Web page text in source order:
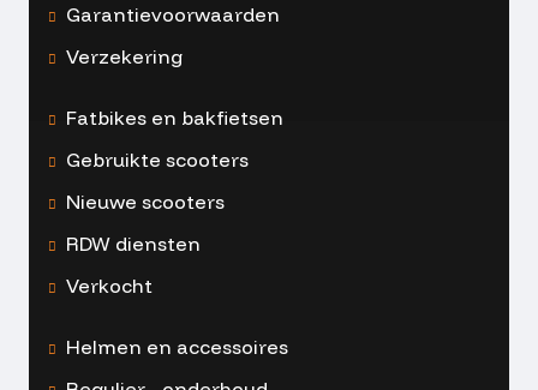
Garantievoorwaarden
Verzekering
Fatbikes en bakfietsen
Gebruikte scooters
Nieuwe scooters
RDW diensten
Verkocht
Helmen en accessoires